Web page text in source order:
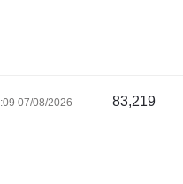
83,219
07/08/2026 22:09